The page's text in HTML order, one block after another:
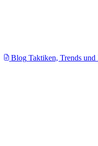
Blog Taktiken, Trends